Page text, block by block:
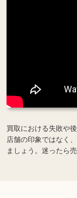
買取における失敗や
店舗の印象ではなく
ましょう。迷ったら